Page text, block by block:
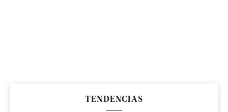
TENDENCIAS